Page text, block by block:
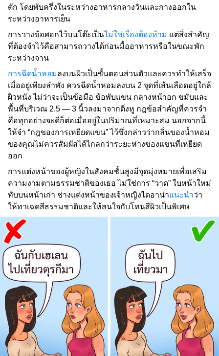
ตัก โดยพับครึ่งในระหว่างอาหารกลางวันและกางออกใน
ระหว่างอาหารเย็น
การวางข้อศอกไว้บนโต๊ะเป็นไม่ใช่เรื่องต้องห้าม แต่สิ่งสำคัญ
ที่ต้องจำไว้คือสามารถวางได้ก่อนมื้ออาหารหรือในขณะพัก
ระหว่างจาน
การฉีดน้ำหอมลงบนผิวเป็นขั้นตอนส่วนตัวและควรทำให้เสร็จ
เมื่ออยู่เพียงลำพัง ควรฉีดน้ำหอมลงบน 2 จุดที่เส้นเลือดอยู่ใกล้
ผิวหนัง ไม่ว่าจะเป็นข้อมือ ข้อพับแขน กลางหน้าอก ขมับและ
พื้นที่บริเวณ 2.5 — 3 นิ้วลงมาจากติ่งหู กฎข้อสำคัญที่ควรจำ
คือทุกอย่างจะดีก็ต่อเมื่ออยู่ในปริมาณที่เหมาะสม นอกจากนี้
ให้จำ “กฎของการเหยียดแขน” ไว้ซึ่งกล่าวว่ากลิ่นของน้ำหอม
ของคุณไม่ควรสัมผัสได้ไกลกว่าระยะห่างของแขนที่เหยียด
ออก
การแต่งหน้าของผู้หญิงในสังคมชั้นสูงมีจุดมุ่งหมายเพื่อเสริม
ความงามตามธรรมชาติของเธอ ไม่ใช่การ “วาด” ใบหน้าใหม่
ทับบนหน้าเก่า ช่างแต่งหน้าของเจ้าหญิงไดอาน่าแนะนำว่า
ให้ทาเฉดสีธรรมชาติและให้สนใจกับโทนสีผิวเป็นพิเศษ